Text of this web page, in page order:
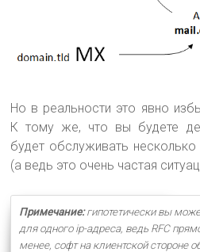
Но в реальности это явно
К тому же, что вы будете
будет обслуживать
(а ведь это очень частая
Примечание:гипотетически вы
для одного ip-адреса, ведь RFC
менее, софт на клиентской стороне